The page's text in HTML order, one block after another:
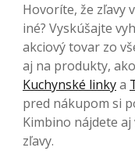
Hovoríte, že zľavy
iné? Vyskúšajte
akciový tovar zo
aj na produkty, ako
Kuchynské linkya
pred nákupom si
Kimbino nájdete
zľavy.